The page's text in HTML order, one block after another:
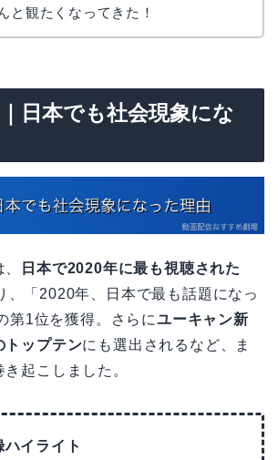
と観たくなってきた！
日本でも社会現象にな
日本で2020年に最も視聴された
、「2020年、日本で最も話題になっ
第1位を獲得。さらにユーキャン新
トップテンにも選出されるなど、ま
起こしました。
ハイライト